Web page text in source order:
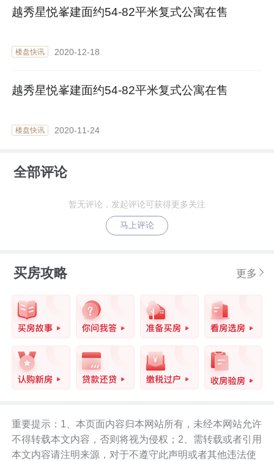
越秀星悦峯建面约54-82平米复式公寓在售
楼盘快讯 2020-12-18
越秀星悦峯建面约54-82平米复式公寓在售
楼盘快讯 2020-11-24
全部评论
暂无评论，发起评论可获得更多关注
马上评论
买房攻略 更多
重要提示：1、本页面内容归本网站所有，未经本网站允许
不得转载本文内容，否则将视为侵权；2、需转载或者引用
本文内容请注明来源，对于不遵守此声明或者其他违法使